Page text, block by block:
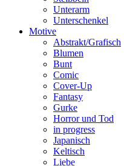
Unterarm
Unterschenkel
Motive
Abstrakt/Grafisch
Blumen
Bunt
Comic
Cover-Up
Fantasy
Gurke
Horror und Tod
in progress
Japanisch
Keltisch
Liebe